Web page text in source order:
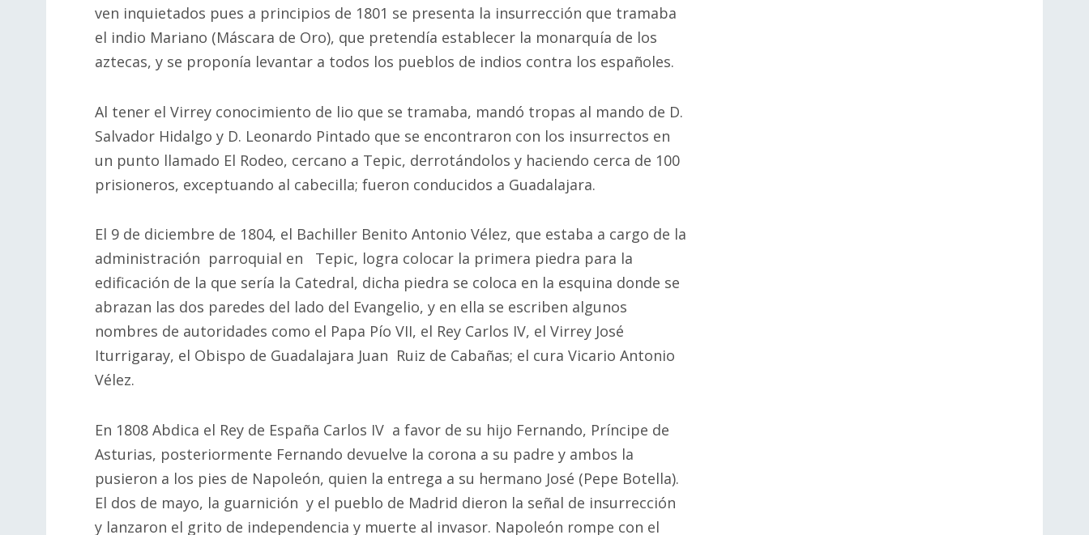
ven inquietados pues a principios de 1801 se presenta la insurrección que tramaba
el indio Mariano (Máscara de Oro), que pretendía establecer la monarquía de los
aztecas, y se proponía levantar a todos los pueblos de indios contra los españoles.
Al tener el Virrey conocimiento de lio que se tramaba, mandó tropas al mando de D.
Salvador Hidalgo y D. Leonardo Pintado que se encontraron con los insurrectos en
un punto llamado El Rodeo, cercano a Tepic, derrotándolos y haciendo cerca de 100
prisioneros, exceptuando al cabecilla; fueron conducidos a Guadalajara.
El 9 de diciembre de 1804, el Bachiller Benito Antonio Vélez, que estaba a cargo de la
administración parroquial en Tepic, logra colocar la primera piedra para la
edificación de la que sería la Catedral, dicha piedra se coloca en la esquina donde se
abrazan las dos paredes del lado del Evangelio, y en ella se escriben algunos
nombres de autoridades como el Papa Pío VII, el Rey Carlos IV, el Virrey José
Iturrigaray, el Obispo de Guadalajara Juan Ruiz de Cabañas; el cura Vicario Antonio
Vélez.
En 1808 Abdica el Rey de España Carlos IV a favor de su hijo Fernando, Príncipe de
Asturias, posteriormente Fernando devuelve la corona a su padre y ambos la
pusieron a los pies de Napoleón, quien la entrega a su hermano José (Pepe Botella).
El dos de mayo, la guarnición y el pueblo de Madrid dieron la señal de insurrección
y lanzaron el grito de independencia y muerte al invasor. Napoleón rompe con el